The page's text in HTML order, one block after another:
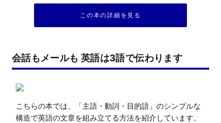
この本の詳細を見る
会話もメールも 英語は3語で伝わります
こちらの本では、「主語・動詞・目的語」のシンプルな
構造で英語の文章を組み立てる方法を紹介しています。